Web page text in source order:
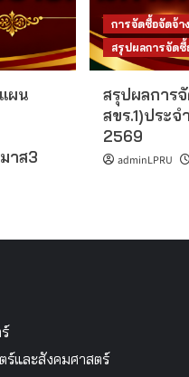
ผน
าส3
การจัดซื้อจัดจ้าง
สรุปผลการจัดซื้
สรุปผลการ
สขร.1)ประ
2569
adminLPRU
และสังคมศาสตร์